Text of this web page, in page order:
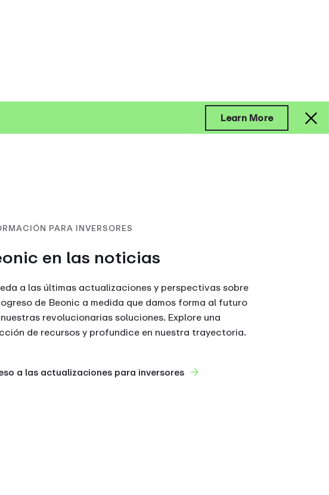
Learn More
PARA INVERSORES
en las noticias
a las últimas actualizaciones y perspectivas sobre
de Beonic a medida que damos forma al futuro
revolucionarias soluciones. Explore una
de recursos y profundice en nuestra trayectoria.
a las actualizaciones para inversores